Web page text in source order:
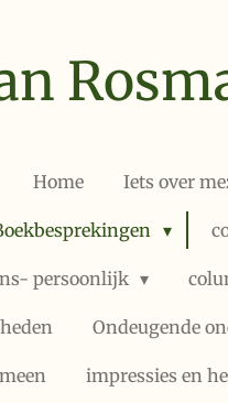
Home Iets over
persoonlijk
Ondeugende
impressies en